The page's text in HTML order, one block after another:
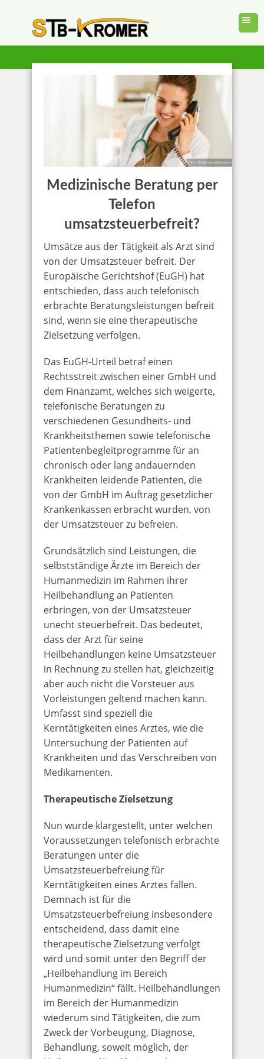
Medizinische Beratung per
Telefon
umsatzsteuerbefreit?
Umsätze aus der Tätigkeit als Arzt sind
von der Umsatzsteuer befreit. Der
Europäische Gerichtshof (EuGH) hat
entschieden, dass auch telefonisch
erbrachte Beratungsleistungen befreit
sind, wenn sie eine therapeutische
Zielsetzung verfolgen.
Das EuGH-Urteil betraf einen
Rechtsstreit zwischen einer GmbH und
dem Finanzamt, welches sich weigerte,
telefonische Beratungen zu
verschiedenen Gesundheits- und
Krankheitsthemen sowie telefonische
Patientenbegleitprogramme für an
chronisch oder lang andauernden
Krankheiten leidende Patienten, die
von der GmbH im Auftrag gesetzlicher
Krankenkassen erbracht wurden, von
der Umsatzsteuer zu befreien.
Grundsätzlich sind Leistungen, die
selbstständige Ärzte im Bereich der
Humanmedizin im Rahmen ihrer
Heilbehandlung an Patienten
erbringen, von der Umsatzsteuer
unecht steuerbefreit. Das bedeutet,
dass der Arzt für seine
Heilbehandlungen keine Umsatzsteuer
in Rechnung zu stellen hat, gleichzeitig
aber auch nicht die Vorsteuer aus
Vorleistungen geltend machen kann.
Umfasst sind speziell die
Kerntätigkeiten eines Arztes, wie die
Untersuchung der Patienten auf
Krankheiten und das Verschreiben von
Medikamenten.
Therapeutische Zielsetzung
Nun wurde klargestellt, unter welchen
Voraussetzungen telefonisch erbrachte
Beratungen unter die
Umsatzsteuerbefreiung für
Kerntätigkeiten eines Arztes fallen.
Demnach ist für die
Umsatzsteuerbefreiung insbesondere
entscheidend, dass damit eine
therapeutische Zielsetzung verfolgt
wird und somit unter den Begriff der
„Heilbehandlung im Bereich
Humanmedizin“ fällt. Heilbehandlungen
im Bereich der Humanmedizin
wiederum sind Tätigkeiten, die zum
Zweck der Vorbeugung, Diagnose,
Behandlung, soweit möglich, der